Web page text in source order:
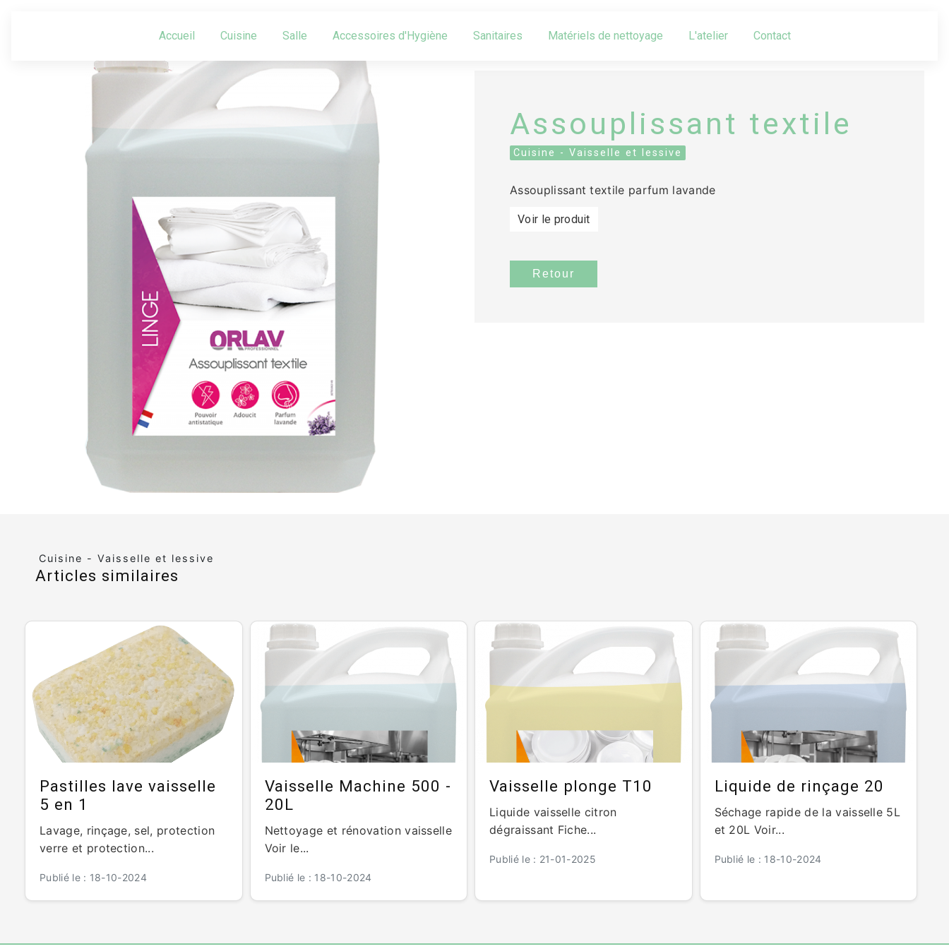
Accueil Cuisine Salle Accessoires d'Hygiène Sanitaires Matériels de nettoyage L'atelier Contact
Assouplissant textile
Cuisine - Vaisselle et lessive
Assouplissant textile parfum lavande
Voir le produit
Retour
Cuisine - Vaisselle et lessive
Articles similaires
Pastilles lave vaisselle
5 en 1
Lavage, rinçage, sel, protection
verre et protection...
Publié le : 18-10-2024
Vaisselle Machine 500 -
20L
Nettoyage et rénovation vaisselle
Voir le...
Publié le : 18-10-2024
Vaisselle plonge T10
Liquide vaisselle citron
dégraissant Fiche...
Publié le : 21-01-2025
Liquide de rinçage 20
Séchage rapide de la vaisselle 5L
et 20L Voir...
Publié le : 18-10-2024